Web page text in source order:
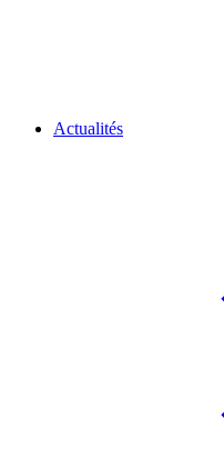
Actualités